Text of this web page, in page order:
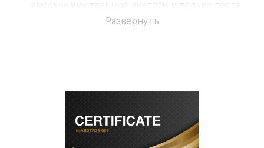
согласования с клиентом.
На все работы и замененные комплектующие
безупречной репутацией;
современное оборудование и
лицензированное ПО в ремонтно-
Развернуть